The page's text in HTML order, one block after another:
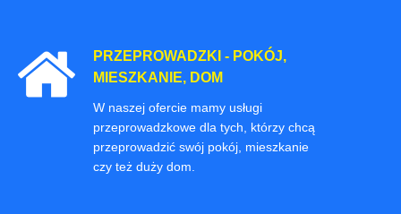
PRZEPROWADZKI - POKÓJ,
MIESZKANIE, DOM
W naszej ofercie mamy usługi
przeprowadzkowe dla tych, którzy chcą
przeprowadzić swój pokój, mieszkanie
czy też duży dom.